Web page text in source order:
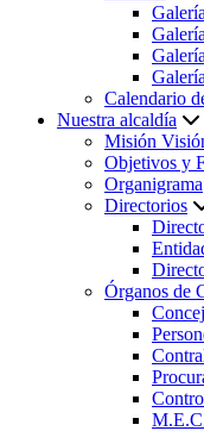
Calendario
Nuestra alcaldía
Misión
Objetivos y
Organigrama
Directorios
Órganos de